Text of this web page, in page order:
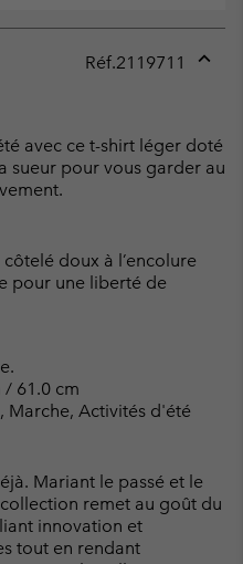
Réf.2119711
avec ce t-shirt léger doté
sueur pour vous garder au
doux à l’encolure
pour une liberté de
/ 61.0 cm
Marche, Activités d'été
Mariant le passé et le
remet au goût du
innovation et
tout en rendant